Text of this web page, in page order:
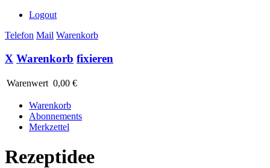
Logout
Telefon Mail Warenkorb
X Warenkorb fixieren
Warenwert 0,00 €
Warenkorb
Abonnements
Merkzettel
Rezeptidee